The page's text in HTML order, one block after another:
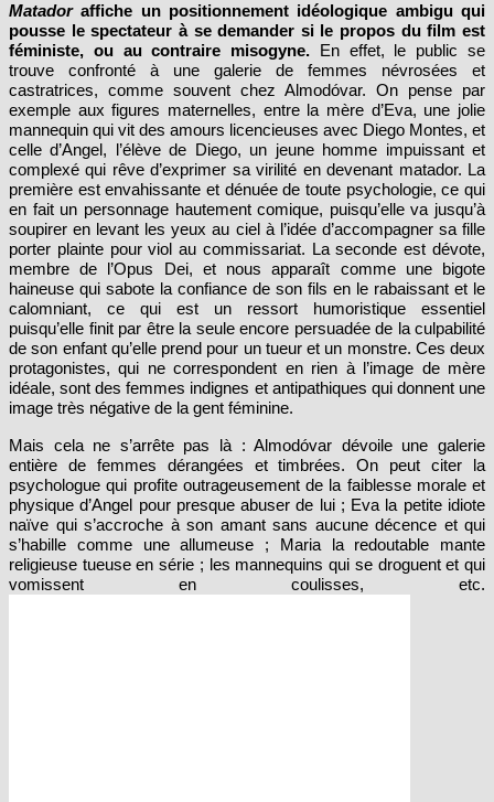
Matadoraffiche un positionnement idéologique ambigu qui
pousse le spectateur à se demander si le propos du film est
féministe, ou au contraire misogyne. En effet, le public se
trouve confronté à une galerie de femmes névrosées et
castratrices, comme souvent chez Almodóvar. On pense par
exemple aux figures maternelles, entre la mère d’Eva, une jolie
mannequin qui vit des amours licencieuses avec Diego Montes, et
celle d’Angel, l’élève de Diego, un jeune homme impuissant et
complexé qui rêve d’exprimer sa virilité en devenant matador. La
première est envahissante et dénuée de toute psychologie, ce qui
en fait un personnage hautement comique, puisqu’elle va jusqu’à
soupirer en levant les yeux au ciel à l’idée d’accompagner sa fille
porter plainte pour viol au commissariat. La seconde est dévote,
membre de l’Opus Dei, et nous apparaît comme une bigote
haineuse qui sabote la confiance de son fils en le rabaissant et le
calomniant, ce qui est un ressort humoristique essentiel
puisqu’elle finit par être la seule encore persuadée de la culpabilité
de son enfant qu’elle prend pour un tueur et un monstre. Ces deux
protagonistes, qui ne correspondent en rien à l’image de mère
idéale, sont des femmes indignes et antipathiques qui donnent une
image très négative de la gent féminine.
Mais cela ne s’arrête pas là : Almodóvar dévoile une galerie
entière de femmes dérangées et timbrées. On peut citer la
psychologue qui profite outrageusement de la faiblesse morale et
physique d’Angel pour presque abuser de lui ; Eva la petite idiote
naïve qui s’accroche à son amant sans aucune décence et qui
s’habille comme une allumeuse ; Maria la redoutable mante
religieuse tueuse en série ; les mannequins qui se droguent et qui
vomissent en coulisses, etc.